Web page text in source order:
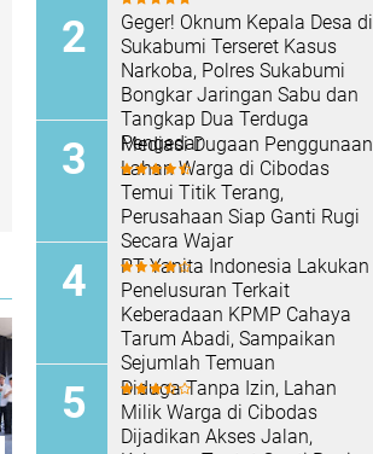
Geger! Oknum Kepala Desa di
Sukabumi Terseret Kasus
Narkoba, Polres Sukabumi
Bongkar Jaringan Sabu dan
Tangkap Dua Terduga
Pengedar
Mediasi Dugaan Penggunaan
Lahan Warga di Cibodas
Temui Titik Terang,
Perusahaan Siap Ganti Rugi
Secara Wajar
PT Yanita Indonesia Lakukan
Penelusuran Terkait
Keberadaan KPMP Cahaya
Tarum Abadi, Sampaikan
Sejumlah Temuan
Diduga Tanpa Izin, Lahan
Milik Warga di Cibodas
Dijadikan Akses Jalan,